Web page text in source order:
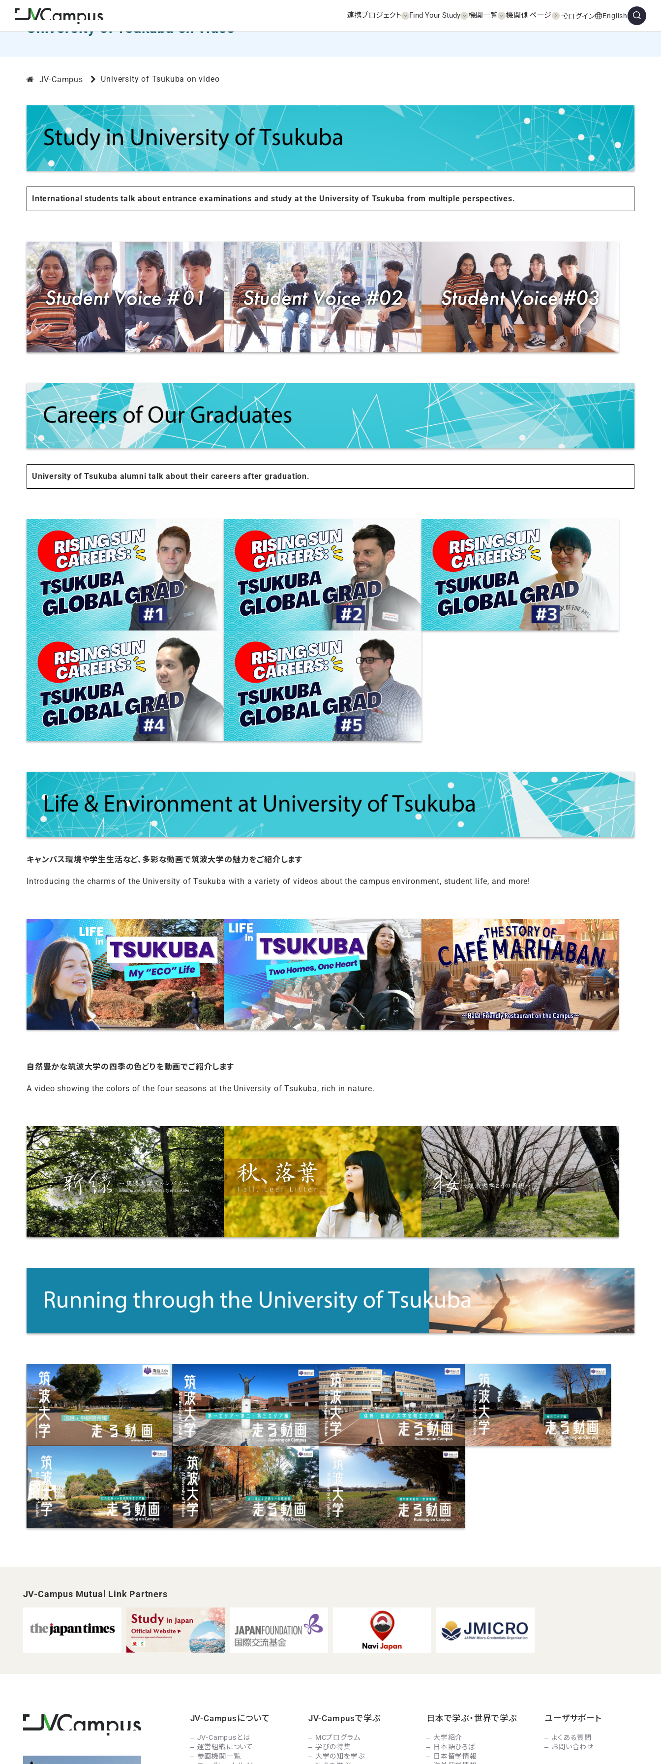
連携プロジェクト Find Your Study 機関一覧 機関側ページ ログイン English
University of Tsukuba on video
JV-Campus University of Tsukuba on video
International students talk about entrance examinations and study at the University of Tsukuba from multiple perspectives.
University of Tsukuba alumni talk about their careers after graduation.
キャンパス環境や学生生活など、多彩な動画で筑波大学の魅力をご紹介します
Introducing the charms of the University of Tsukuba with a variety of videos about the campus environment, student life, and more!
自然豊かな筑波大学の四季の色どりを動画でご紹介します
A video showing the colors of the four seasons at the University of Tsukuba, rich in nature.
JV-Campus Mutual Link Partners
JV-Campusについて
JV-Campusとは
運営組織について
参画機関一覧
JV-Campusで学ぶ
MCプログラム
学びの特集
大学の知を学ぶ
日本で学ぶ・世界で学ぶ
大学紹介
日本語ひろば
日本留学情報
ユーザサポート
よくある質問
お問い合わせ